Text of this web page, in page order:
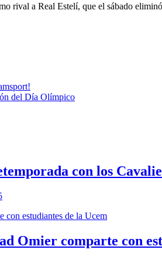
rival a Real Estelí, que el sábado
del Día Olímpico
con los
Omier comparte con